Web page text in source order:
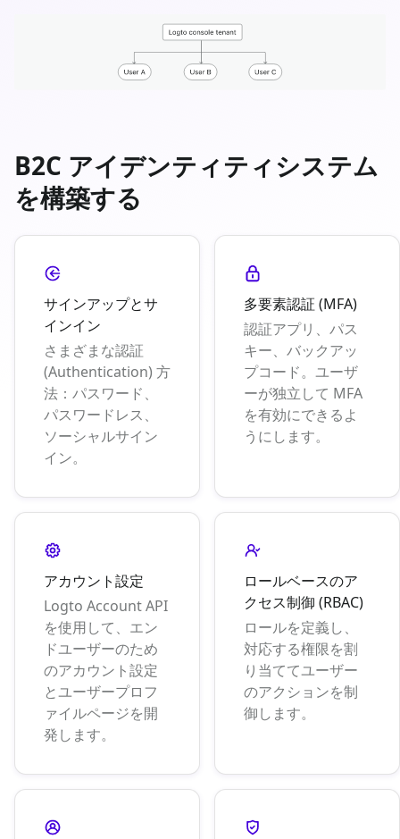
B2C アイデンティティシステム
を構築する
サインアップとサ
インイン
さまざまな認証
(Authentication) 方
法：パスワード、
パスワードレス、
ソーシャルサイン
イン。
多要素認証 (MFA)
認証アプリ、パス
キー、バックアッ
プコード。ユーザ
ーが独立して MFA
を有効にできるよ
うにします。
アカウント設定
Logto Account API
を使用して、エン
ドユーザーのため
のアカウント設定
とユーザープロフ
ァイルページを開
発します。
ロールベースのア
クセス制御 (RBAC)
ロールを定義し、
対応する権限を割
り当ててユーザー
のアクションを制
御します。